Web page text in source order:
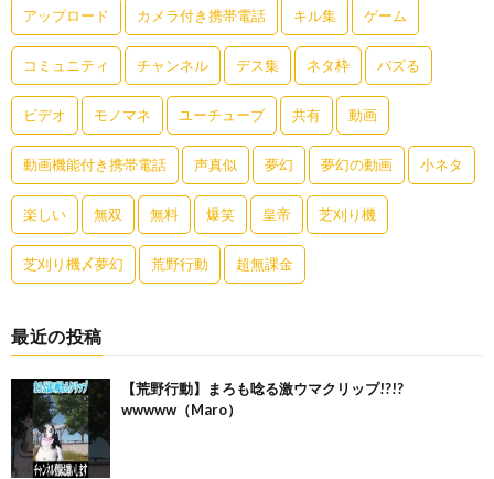
アップロード カメラ付き携帯電話 キル集 ゲーム
コミュニティ チャンネル デス集 ネタ枠 バズる
ビデオ モノマネ ユーチューブ 共有 動画
動画機能付き携帯電話 声真似 夢幻 夢幻の動画 小ネタ
楽しい 無双 無料 爆笑 皇帝 芝刈り機
芝刈り機〆夢幻 荒野行動 超無課金
最近の投稿
【荒野行動】まろも唸る激ウマクリップ!?!?
wwwww（Maro）